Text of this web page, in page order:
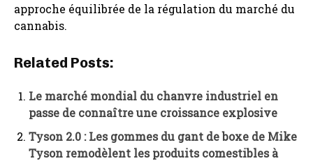
approche équilibrée de la régulation du marché du
cannabis.
Related Posts:
Le marché mondial du chanvre industriel en
passe de connaître une croissance explosive
Tyson 2.0 : Les gommes du gant de boxe de Mike
Tyson remodèlent les produits comestibles à